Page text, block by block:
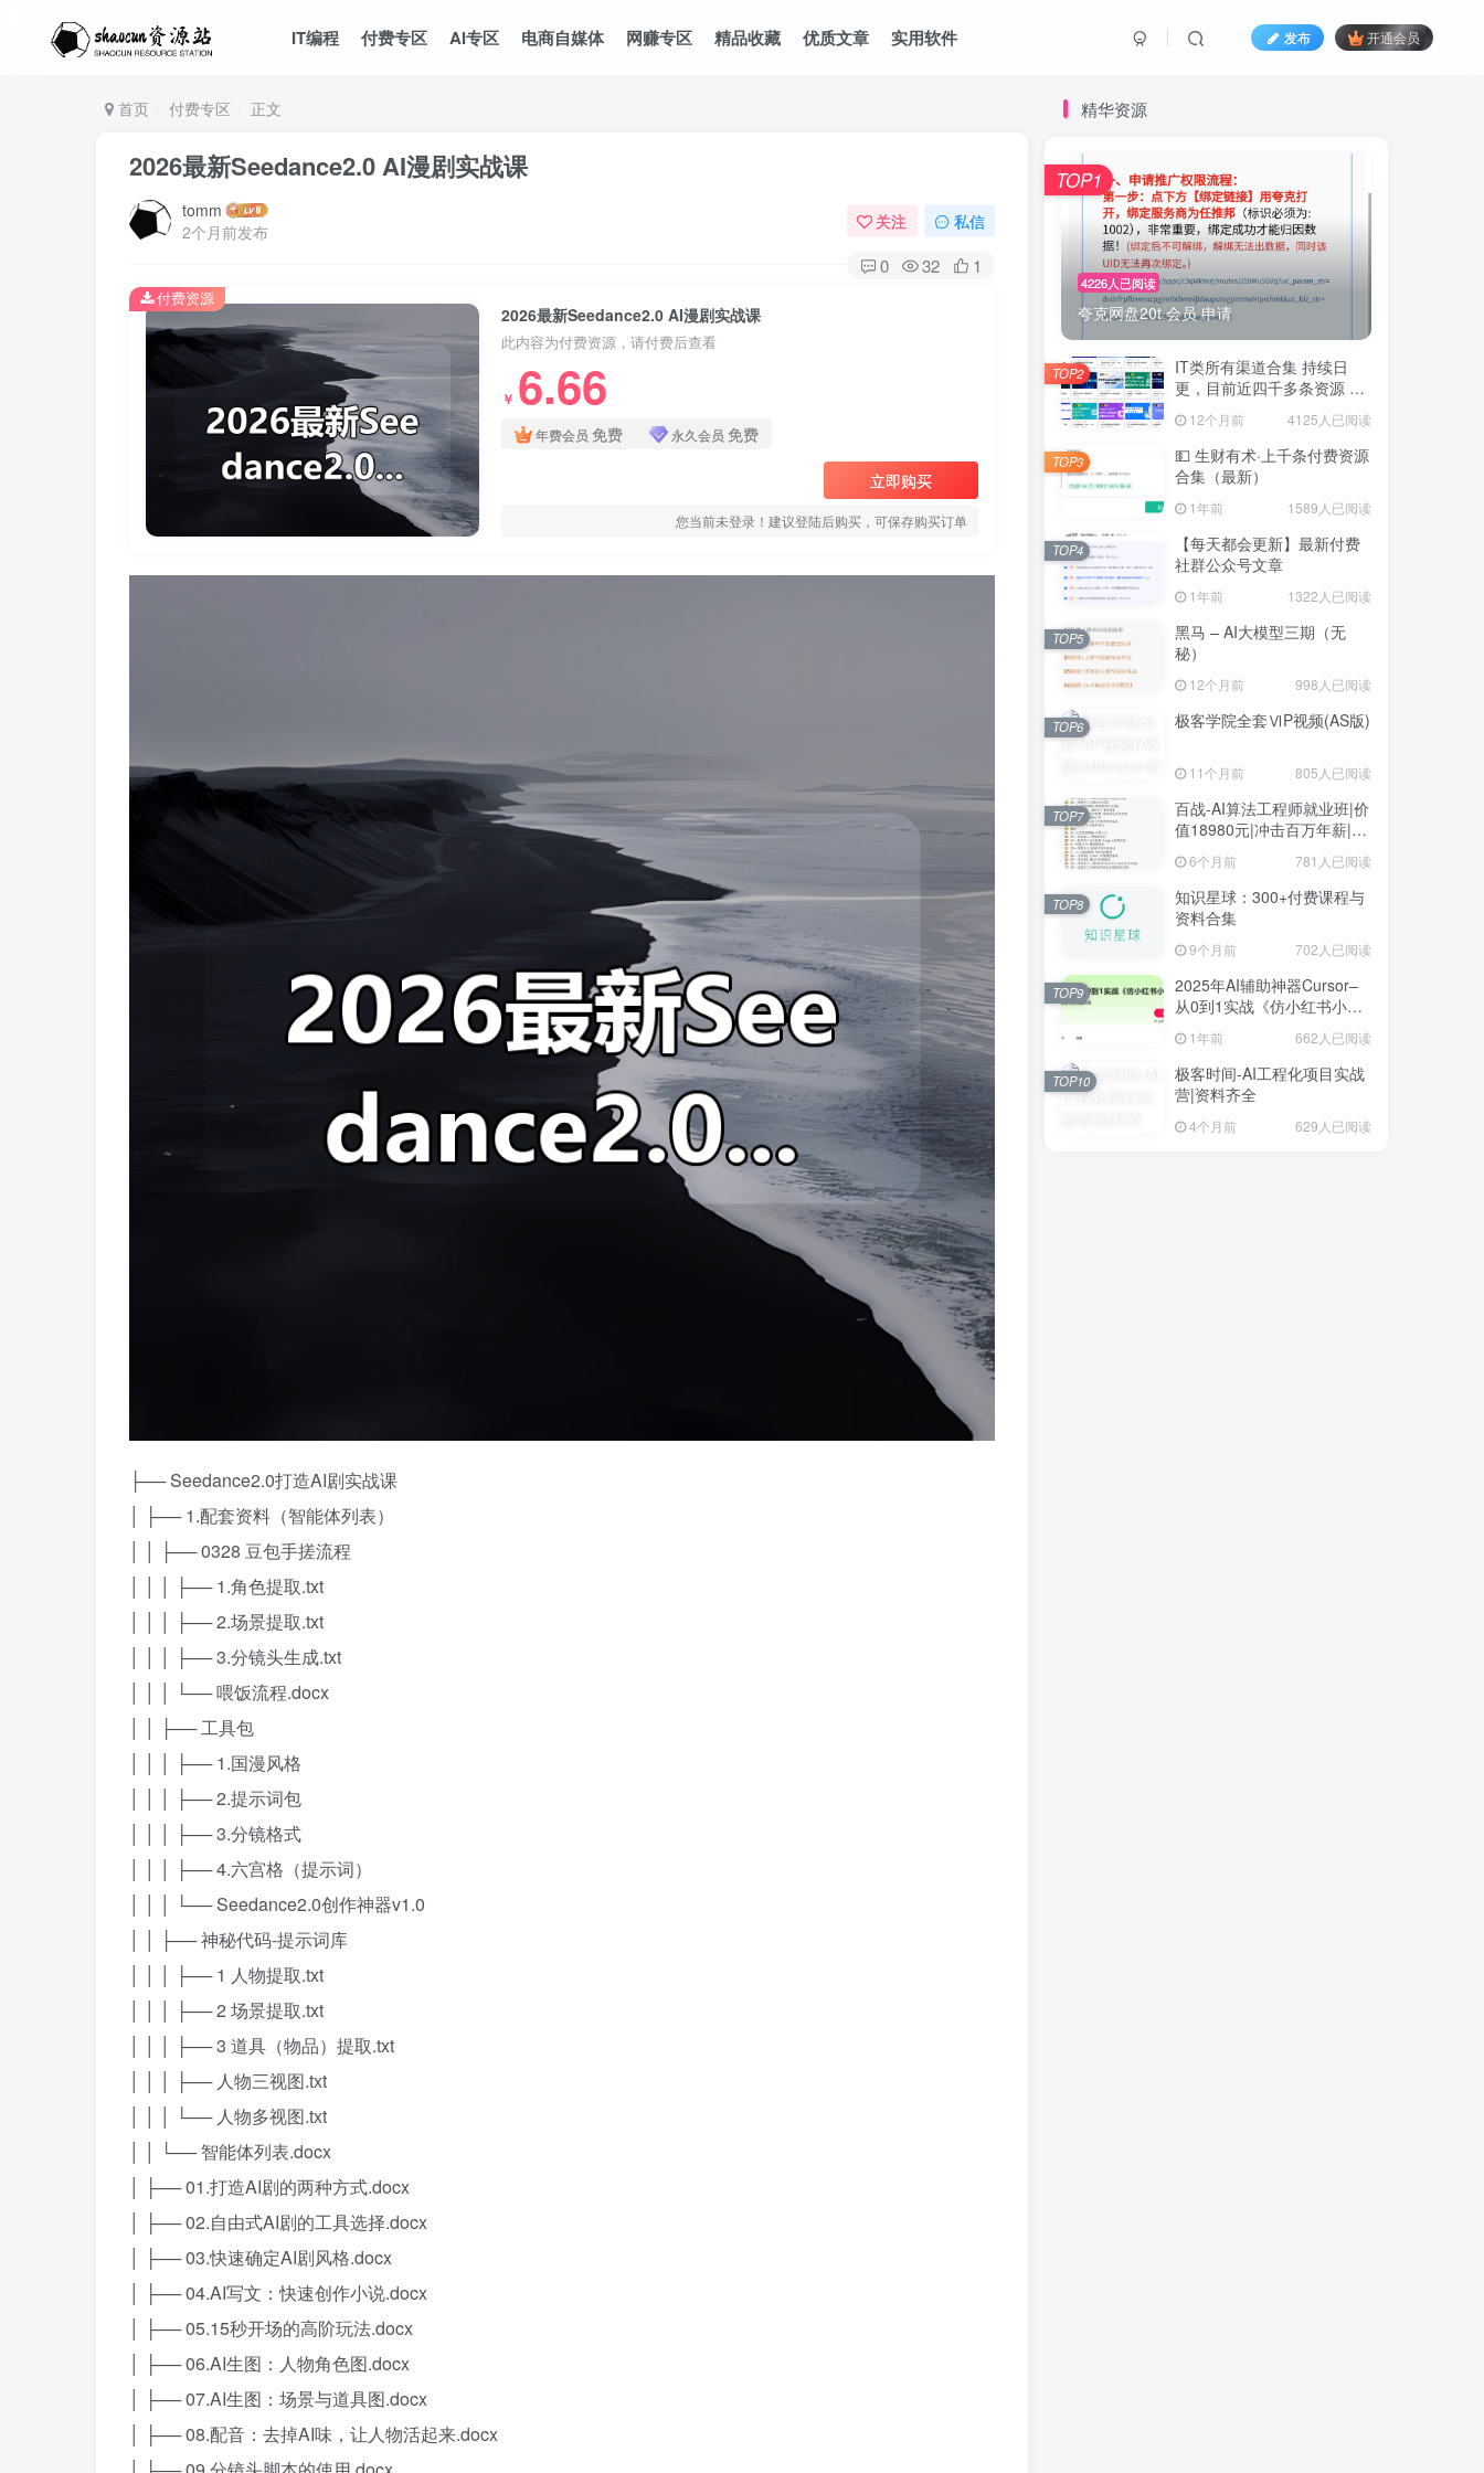
IT编程 付费专区 AI专区 电商自媒体 网赚专区 精品收藏 优质文章 实用软件 发布 开通会员
首页 付费专区 正文
2026最新Seedance2.0 AI漫剧实战课
tomm
2个月前发布
关注 私信
0 32 1
2026最新Seedance2.0 AI漫剧实战课
此内容为付费资源，请付费后查看
￥ 6.66
年费会员 免费 永久会员 免费
立即购买
您当前未登录！建议登陆后购买，可保存购买订单
付费资源
├── Seedance2.0打造AI剧实战课
│ ├── 1.配套资料（智能体列表）
│ │ ├── 0328 豆包手搓流程
│ │ │ ├── 1.角色提取.txt
│ │ │ ├── 2.场景提取.txt
│ │ │ ├── 3.分镜头生成.txt
│ │ │ └── 喂饭流程.docx
│ │ ├── 工具包
│ │ │ ├── 1.国漫风格
│ │ │ ├── 2.提示词包
│ │ │ ├── 3.分镜格式
│ │ │ ├── 4.六宫格（提示词）
│ │ │ └── Seedance2.0创作神器v1.0
│ │ ├── 神秘代码-提示词库
│ │ │ ├── 1 人物提取.txt
│ │ │ ├── 2 场景提取.txt
│ │ │ ├── 3 道具（物品）提取.txt
│ │ │ ├── 人物三视图.txt
│ │ │ └── 人物多视图.txt
│ │ └── 智能体列表.docx
│ ├── 01.打造AI剧的两种方式.docx
│ ├── 02.自由式AI剧的工具选择.docx
│ ├── 03.快速确定AI剧风格.docx
│ ├── 04.AI写文：快速创作小说.docx
│ ├── 05.15秒开场的高阶玩法.docx
│ ├── 06.AI生图：人物角色图.docx
│ ├── 07.AI生图：场景与道具图.docx
│ ├── 08.配音：去掉AI味，让人物活起来.docx
精华资源
4226人已阅读
夸克网盘20t 会员 申请
TOP1
IT类所有渠道合集 持续日
更，目前近四千多条资源 年
12个月前 4125人已阅读
TOP2
💵 生财有术·上千条付费资源
合集（最新）
1年前 1589人已阅读
TOP3
【每天都会更新】最新付费
社群公众号文章
1年前 1322人已阅读
TOP4
黑马 – AI大模型三期（无
秘）
12个月前 998人已阅读
TOP5
极客学院全套ⅥP视频(AS版)
11个月前 805人已阅读
TOP6
百战-AI算法工程师就业班|价
值18980元|冲击百万年薪|完
结无秘
6个月前 781人已阅读
TOP7
知识星球：300+付费课程与
资料合集
9个月前 702人已阅读
TOP8
2025年AI辅助神器Cursor–
从0到1实战《仿小红书小程
序》1年前 662人已阅读
TOP9
极客时间-AI工程化项目实战
营|资料齐全
4个月前 629人已阅读
TOP10